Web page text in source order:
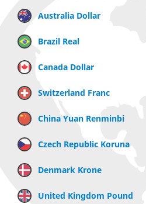
Australia Dollar
Brazil Real
Canada Dollar
Switzerland Franc
China Yuan Renminbi
Czech Republic Koruna
Denmark Krone
United Kingdom Pound